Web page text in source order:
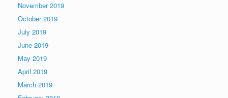
November 2019
October 2019
July 2019
June 2019
May 2019
April 2019
March 2019